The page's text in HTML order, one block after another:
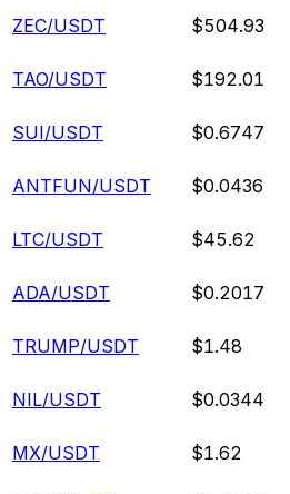
ZEC/USDT $504.93
TAO/USDT $192.01
SUI/USDT $0.6747
ANTFUN/USDT $0.0436
LTC/USDT $45.62
ADA/USDT $0.2017
TRUMP/USDT $1.48
NIL/USDT $0.0344
MX/USDT $1.62